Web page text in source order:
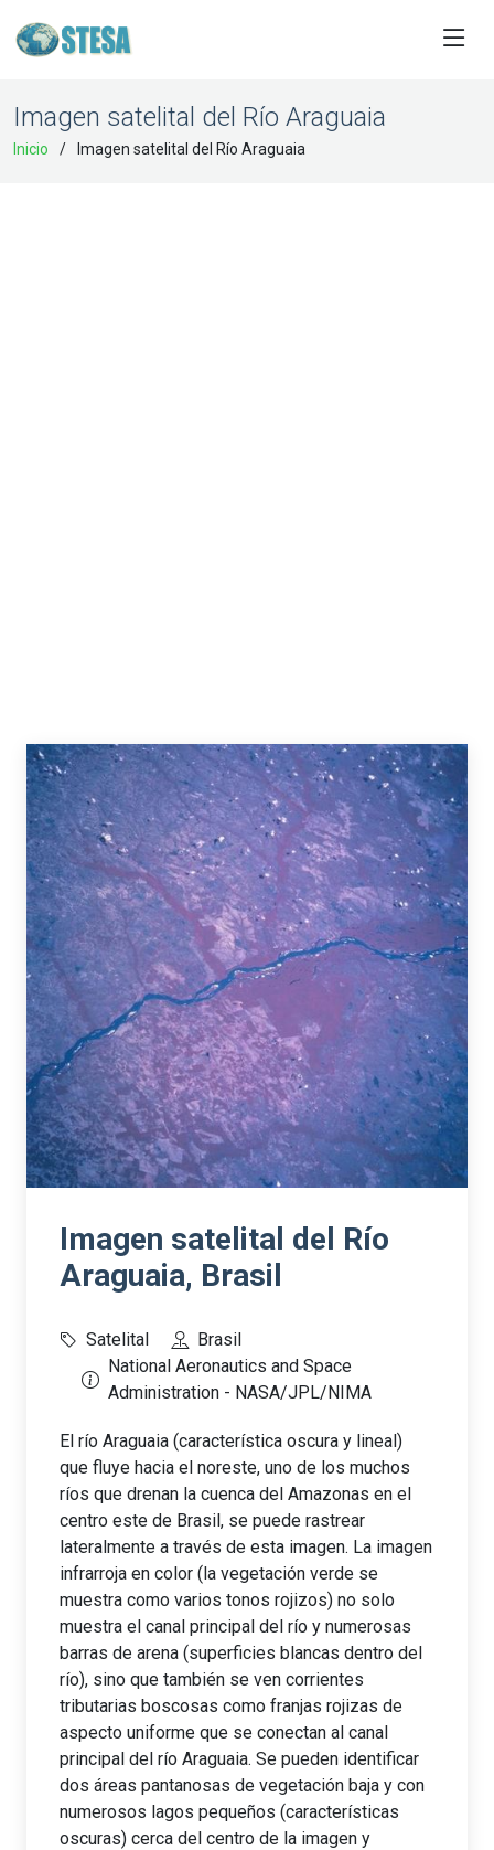
Imagen satelital del Río Araguaia
Inicio Imagen satelital del Río Araguaia
Imagen satelital del Río
Araguaia, Brasil
Satelital
Brasil
National Aeronautics and Space
Administration - NASA/JPL/NIMA
El río Araguaia (característica oscura y lineal)
que fluye hacia el noreste, uno de los muchos
ríos que drenan la cuenca del Amazonas en el
centro este de Brasil, se puede rastrear
lateralmente a través de esta imagen. La imagen
infrarroja en color (la vegetación verde se
muestra como varios tonos rojizos) no solo
muestra el canal principal del río y numerosas
barras de arena (superficies blancas dentro del
río), sino que también se ven corrientes
tributarias boscosas como franjas rojizas de
aspecto uniforme que se conectan al canal
principal del río Araguaia. Se pueden identificar
dos áreas pantanosas de vegetación baja y con
numerosos lagos pequeños (características
oscuras) cerca del centro de la imagen y